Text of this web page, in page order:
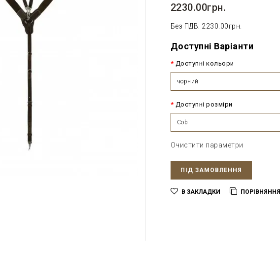
2230.00грн.
Без ПДВ: 2230.00грн.
Доступні Варіанти
Доступні кольори
чорний
Доступні розміри
Cob
Очистити параметри
ПІД ЗАМОВЛЕННЯ
В ЗАКЛАДКИ ПОРІВНЯННЯ